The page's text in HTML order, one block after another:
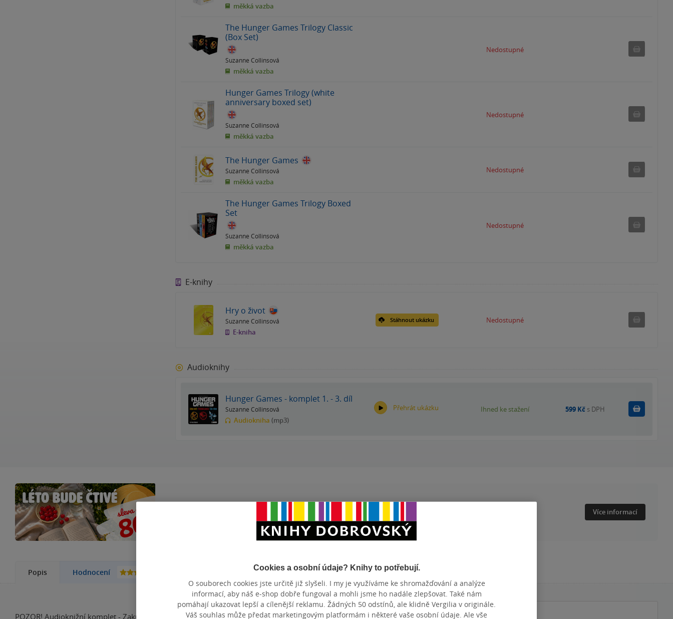
měkká vazba
The Hunger Games Trilogy Classic
(Box Set)
Suzanne Collinsová
měkká vazba
Nedostupné
Hunger Games Trilogy (white
anniversary boxed set)
Suzanne Collinsová
měkká vazba
Nedostupné
The Hunger Games
Suzanne Collinsová
měkká vazba
Nedostupné
The Hunger Games Trilogy Boxed
Set
Suzanne Collinsová
měkká vazba
Nedostupné
E-knihy
Hry o život
Suzanne Collinsová
E-kniha
Stáhnout ukázku Nedostupné Nedostupné
Audioknihy
Hunger Games - komplet 1. - 3. díl
Suzanne Collinsová
Audiokniha (mp3)
Přehrát ukázku Ihned ke stažení 599 Kč s DPH Koupit
Více informací
Popis Hodnocení Další knihy autora Vývoj ceny
POZOR! Audioknižní komplet - Zakupte si komplet Hunger games a ušetříte
Cookies a osobní údaje? Knihy to potřebují.
O souborech cookies jste určitě již slyšeli. I my je využíváme ke shromažďování a analýze
informací, aby náš e-shop dobře fungoval a mohli jsme ho nadále zlepšovat. Také nám
pomáhají ukazovat lepší a cílenější reklamu. Žádných 50 odstínů, ale klidně Vergilia v originále.
Váš souhlas může předat marketingovým platformám i některé vaše osobní údaje. Ale vše